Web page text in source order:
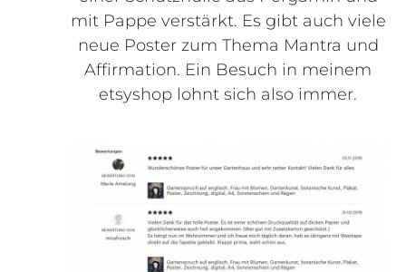
mit Pappe verstärkt. Es gibt auch viele
neue Poster zum Thema Mantra und
Affirmation. Ein Besuch in meinem
etsyshop lohnt sich also immer.